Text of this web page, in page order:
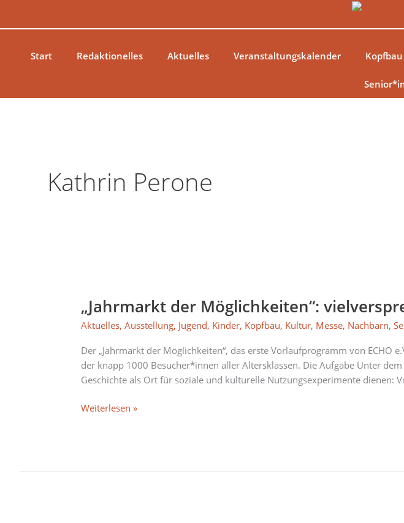
Start
Redaktionelles Aktuelles Veranstaltungskalender Kopfbau
Kathrin Perone
„Jahrmarkt der Möglichkeiten“:
Aktuelles,Ausstellung, Jugend, Kinder, Kopfbau, Kultur, Messe, Nachbarn,
Der „Jahrmarkt der Möglichkeiten“, das erste Vorlaufprogramm von
der knapp 1000 Besucher*innen aller Altersklassen. Die Aufgabe Unter
Geschichte als Ort für soziale und kulturelle Nutzungsexperimente dienen:
Möglichkeiten“:
vielversprechender
im
Riemer
Kopfbau
Weiterlesen »